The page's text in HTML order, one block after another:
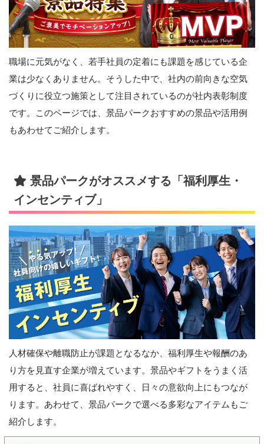
職場に元気がなく、若手社員の定着にも課題を感じている企
業は少なくありません。そうした中で、社内の前向きな空気
づくりに役立つ施策として注目されているのが社内表彰制度
です。このページでは、景品パークおすすめの景品や活用例
もあわせてご紹介します。
景品パークがオススメする「福利厚生・
インセンティブ」
人材確保や離職防止が課題となるなか、福利厚生や報酬のあ
り方を見直す企業が増えています。景品やギフトをうまく活
用すると、社員に喜ばれやすく、日々の意欲向上にもつなが
ります。あわせて、景品パークで選べる多彩なアイテムもご
紹介します。